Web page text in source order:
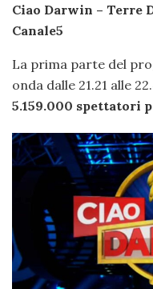
Ciao Darwin – Terre
Canale5
La prima parte del
onda dalle 21.21 alle
5.159.000 spettatori